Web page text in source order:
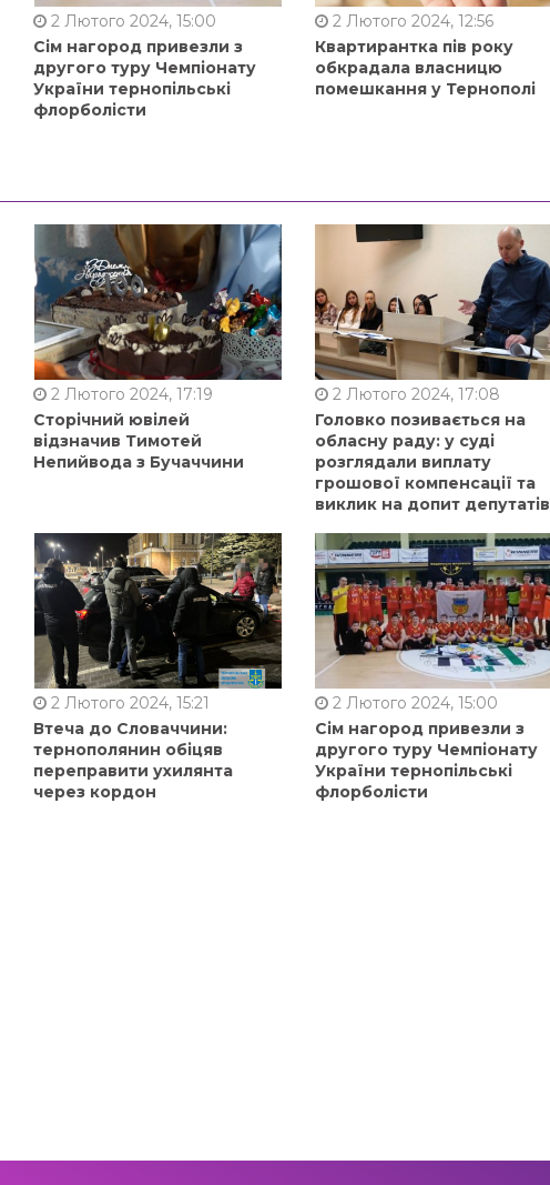
2 Лютого 2024, 15:00
Сім нагород привезли з
другого туру Чемпіонату
України тернопільські
флорболісти
2 Лютого 2024, 12:56
Квартирантка пів року
обкрадала власницю
помешкання у Тернополі
2 Лютого 2024, 17:19
Сторічний ювілей
відзначив Тимотей
Непийвода з Бучаччини
2 Лютого 2024, 17:08
Головко позивається на
обласну раду: у суді
розглядали виплату
грошової компенсації та
виклик на допит депутатів
2 Лютого 2024, 15:21
Втеча до Словаччини:
тернополянин обіцяв
переправити ухилянта
через кордон
2 Лютого 2024, 15:00
Сім нагород привезли з
другого туру Чемпіонату
України тернопільські
флорболісти